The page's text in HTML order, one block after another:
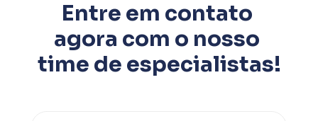
Entre em contato
agora com o nosso
time de especialistas!